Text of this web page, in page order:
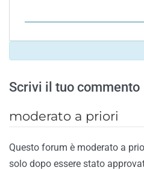
Scrivi il tuo commento
moderato a priori
Questo forum è moderato a
solo dopo essere stato